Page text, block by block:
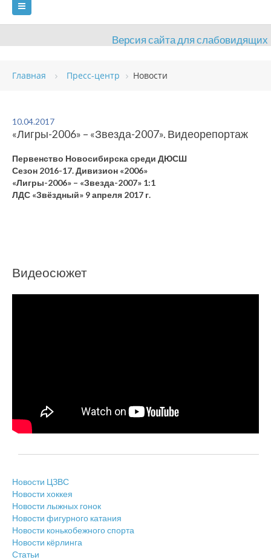
Версия сайта для слабовидящих
ГЛАВНАЯ
ВИДЫ СПОРТА
ОЦЕНКА КАЧЕСТВА ОБРАЗОВАНИЯ
ПЛАТНЫЕ УСЛУГИ КОНТАКТЫ
Главная Пресс-центр Новости
10.04.2017
«Лигры-2006» – «Звезда-2007». Видеорепортаж
Первенство Новосибирска среди ДЮСШ
Сезон 2016-17. Дивизион «2006»
«Лигры-2006» – «Звезда-2007» 1:1
ЛДС «Звёздный» 9 апреля 2017 г.
Видеосюжет
Новости ЦЗВС
Новости хоккея
Новости лыжных гонок
Новости фигурного катания
Новости конькобежного спорта
Новости кёрлинга
Статьи